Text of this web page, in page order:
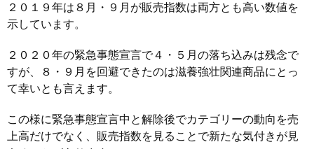
２０１９年は８月・９月が販売指数は両方とも高い数値を
示しています。
２０２０年の緊急事態宣言で４・５月の落ち込みは残念で
すが、８・９月を回避できたのは滋養強壮関連商品にとっ
て幸いとも言えます。
この様に緊急事態宣言中と解除後でカテゴリーの動向を売
上高だけでなく、販売指数を見ることで新たな気付きが見